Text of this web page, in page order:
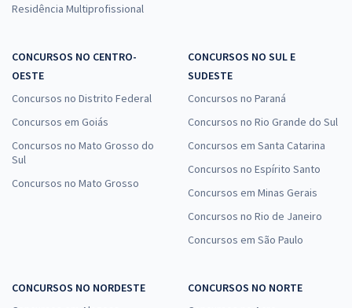
Residência Multiprofissional
CONCURSOS NO CENTRO-
OESTE
Concursos no Distrito Federal
Concursos em Goiás
Concursos no Mato Grosso do
Sul
Concursos no Mato Grosso
CONCURSOS NO SUL E
SUDESTE
Concursos no Paraná
Concursos no Rio Grande do Sul
Concursos em Santa Catarina
Concursos no Espírito Santo
Concursos em Minas Gerais
Concursos no Rio de Janeiro
Concursos em São Paulo
CONCURSOS NO NORDESTE
CONCURSOS NO NORTE